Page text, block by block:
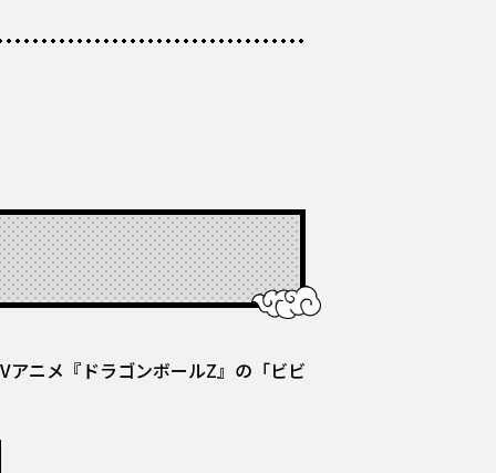
ニメ『ドラゴンボールZ』の「ビビ